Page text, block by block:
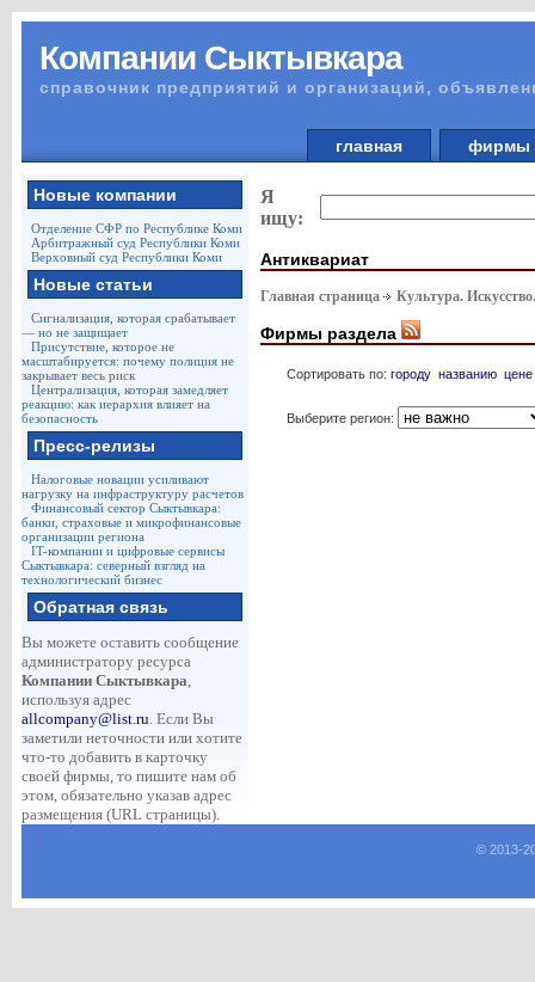
Компании Сыктывкара
справочник предприятий и организаций,
главная
Новые компании
Отделение СФР по Республике Коми
Арбитражный суд Республики Коми
Верховный суд Республики Коми
Новые статьи
Сигнализация, которая срабатывает
— но не защищает
Присутствие, которое не
масштабируется: почему полиция не
закрывает весь риск
Централизация, которая замедляет
реакцию: как иерархия влияет на
безопасность
Пресс-релизы
Налоговые новации усиливают
нагрузку на инфраструктуру расчетов
Финансовый сектор Сыктывкара:
банки, страховые и микрофинансовые
организации региона
IT-компании и цифровые сервисы
Сыктывкара: северный взгляд на
технологический бизнес
Обратная связь
Вы можете оставить сообщение
администратору ресурса
Компании Сыктывкара,
используя адрес
allcompany@list.ru. Если Вы
заметили неточности или хотите
что-то добавить в карточку
своей фирмы, то пишите нам об
этом, обязательно указав адрес
размещения (URL страницы).
Я
ищу:
Антиквариат
Главная страница Культура.
Фирмы раздела
Сортировать по: городу названию цене
Выберите регион:
© 2013-